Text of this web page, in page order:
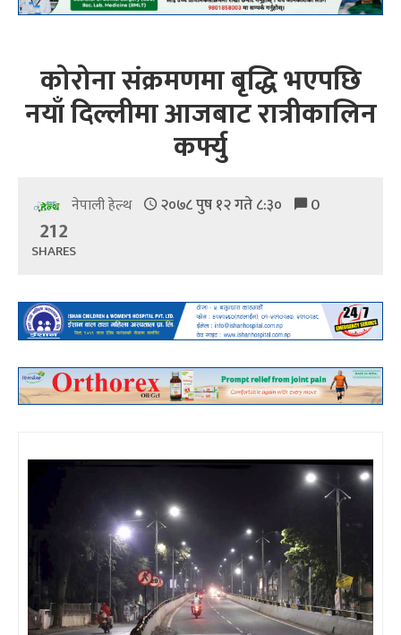
कोरोना संक्रमणमा बृद्धि भएपछि
नयाँ दिल्लीमा आजबाट रात्रीकालिन
कर्फ्यु
नेपाली हेल्थ २०७८ पुष १२ गते ८:३० 0
212
SHARES